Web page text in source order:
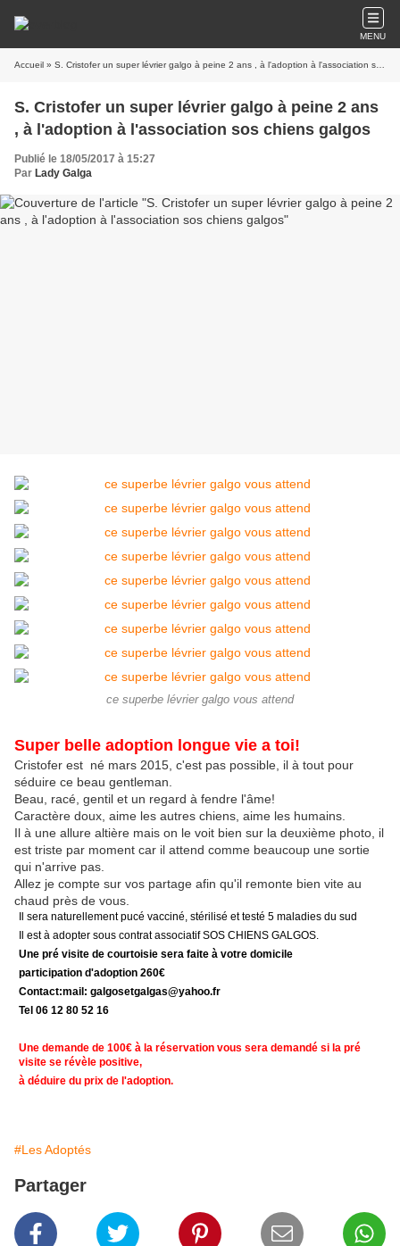
MENU
Accueil » S. Cristofer un super lévrier galgo à peine 2 ans , à l'adoption à l'association sos chiens galgos
S. Cristofer un super lévrier galgo à peine 2 ans
, à l'adoption à l'association sos chiens galgos
Publié le 18/05/2017 à 15:27
Par Lady Galga
ce superbe lévrier galgo vous attend
Super belle adoption longue vie a toi!
Cristofer est né mars 2015, c'est pas possible, il à tout pour
séduire ce beau gentleman.
Beau, racé, gentil et un regard à fendre l'âme!
Caractère doux, aime les autres chiens, aime les humains.
Il à une allure altière mais on le voit bien sur la deuxième photo, il
est triste par moment car il attend comme beaucoup une sortie
qui n'arrive pas.
Allez je compte sur vos partage afin qu'il remonte bien vite au
chaud près de vous.
Il sera naturellement pucé vacciné, stérilisé et testé 5 maladies du sud
Il est à adopter sous contrat associatif SOS CHIENS GALGOS.
Une pré visite de courtoisie sera faite à votre domicile
participation d'adoption 260€
Contact:mail: galgosetgalgas@yahoo.fr
Tel 06 12 80 52 16
Une demande de 100€ à la réservation vous sera demandé si la pré
visite se révèle positive,
à déduire du prix de l'adoption.
#Les Adoptés
Partager